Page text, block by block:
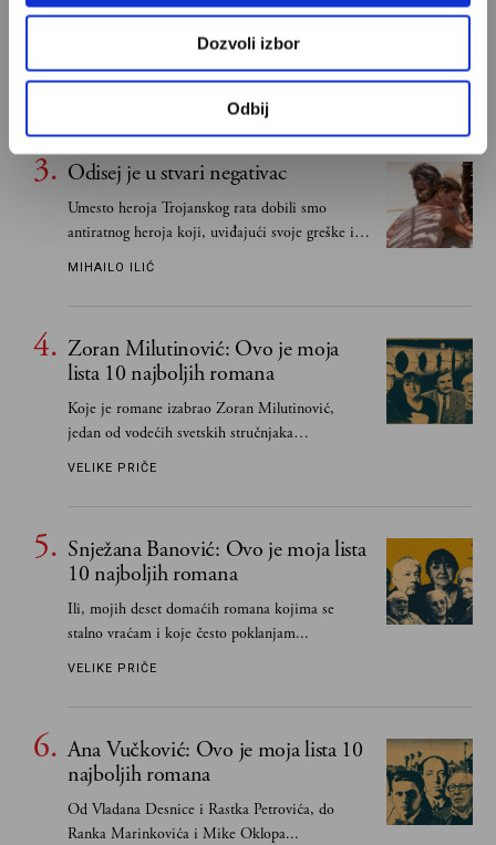
Dozvoli izbor
Odbij
Od Dragoslava Mihailovića i Meše Selimovića,
do Mihaila Lalića i Slavenke Drakulić...
Odisej je u stvari negativac
Umesto heroja Trojanskog rata dobili smo
antiratnog heroja koji, uviđajući svoje greške i
učeći na njima, shvata da postoje stvari koje su
MIHAILO ILIĆ
Zoran Milutinović: Ovo je moja
lista 10 najboljih romana
Koje je romane izabrao Zoran Milutinović,
jedan od vodećih svetskih stručnjaka
južnoslovenske književnosti
VELIKE PRIČE
Snježana Banović: Ovo je moja lista
10 najboljih romana
Ili, mojih deset domaćih romana kojima se
stalno vraćam i koje često poklanjam...
VELIKE PRIČE
Ana Vučković: Ovo je moja lista 10
najboljih romana
Od Vladana Desnice i Rastka Petrovića, do
Ranka Marinkovića i Mike Oklopa...